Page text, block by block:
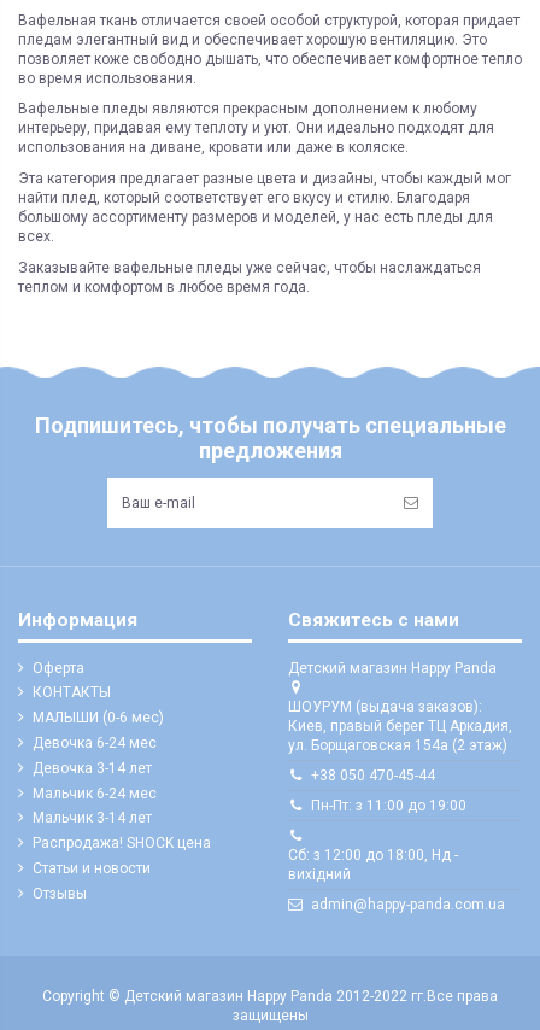
Вафельная ткань отличается своей особой структурой, которая придает
пледам элегантный вид и обеспечивает хорошую вентиляцию. Это
позволяет коже свободно дышать, что обеспечивает комфортное тепло
во время использования.
Вафельные пледы являются прекрасным дополнением к любому
интерьеру, придавая ему теплоту и уют. Они идеально подходят для
использования на диване, кровати или даже в коляске.
Эта категория предлагает разные цвета и дизайны, чтобы каждый мог
найти плед, который соответствует его вкусу и стилю. Благодаря
большому ассортименту размеров и моделей, у нас есть пледы для
всех.
Заказывайте вафельные пледы уже сейчас, чтобы наслаждаться
теплом и комфортом в любое время года.
Подпишитесь, чтобы получать специальные
предложения
Информация
Оферта
КОНТАКТЫ
МАЛЫШИ (0-6 мес)
Девочка 6-24 мес
Девочка 3-14 лет
Мальчик 6-24 мес
Мальчик 3-14 лет
Распродажа! SHOCK цена
Статьи и новости
Отзывы
Свяжитесь с нами
Детский магазин Happy Panda
ШОУРУМ (выдача заказов):
Киев, правый берег ТЦ Аркадия,
ул. Борщаговская 154а (2 этаж)
+38 050 470-45-44
Пн-Пт: з 11:00 до 19:00
Сб: з 12:00 до 18:00, Нд -
вихідний
admin@happy-panda.com.ua
Copyright © Детский магазин Happy Panda 2012-2022 гг. Все права
защищены